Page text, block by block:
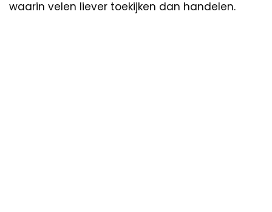
waarin velen liever toekijken dan handelen.